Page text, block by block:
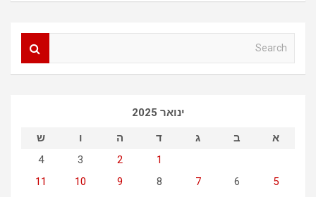
ינואר 2025
א
ב ג ד ה ו
ש
1
2
3
4
5
6
7
8
9
10
11